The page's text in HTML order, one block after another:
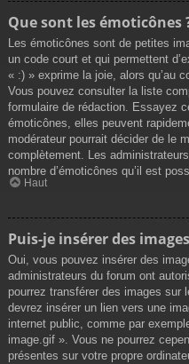
Que sont les émoticônes
Les émoticônes sont de petites
un code court et qui permettent
« :) » exprime la joie, alors qu’au
Vous pouvez consulter la liste
formulaire de rédaction. Essayez
émoticônes, elles peuvent
modérateur pourrait décider de le
complètement. Les
nombre d’émoticônes qu’il est
Haut
Puis-je insérer des
Oui, vous pouvez insérer des
administrateurs du forum ont
pourrez transférer des images sur
devrez insérer un lien vers une
internet public, comme par
image.gif ». Vous ne pourrez
présentes sur votre propre